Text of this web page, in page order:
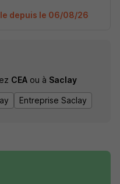
depuis le 06/08/26
CEA ou à Saclay
Entreprise Saclay